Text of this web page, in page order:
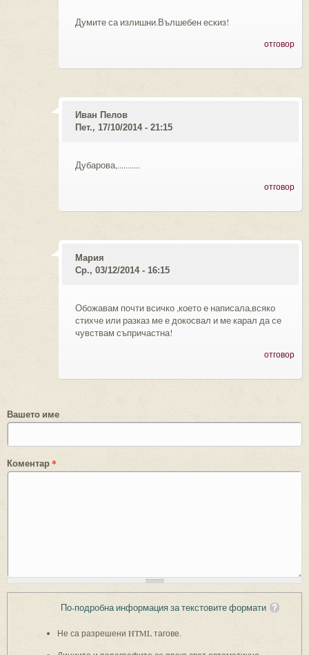
Думите са излишни.Вълшебен ескиз!
отговор
Иван Пелов
Пет., 17/10/2014 - 21:15
Дубарова,...........
отговор
Мария
Ср., 03/12/2014 - 16:15
Обожавам почти всичко ,което е написала,всяко
стихче или разказ ме е докосвал и ме карал да се
чувствам съпричастна!
отговор
Вашето име
Коментар*
По-подробна информация за текстовите формати
Не са разрешени HTML тагове.